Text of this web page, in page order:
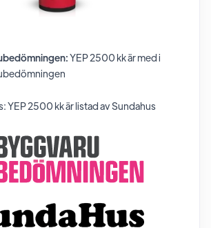
YEP 2500 kkär med i
YEP 2500 kkär listad av Sundahus